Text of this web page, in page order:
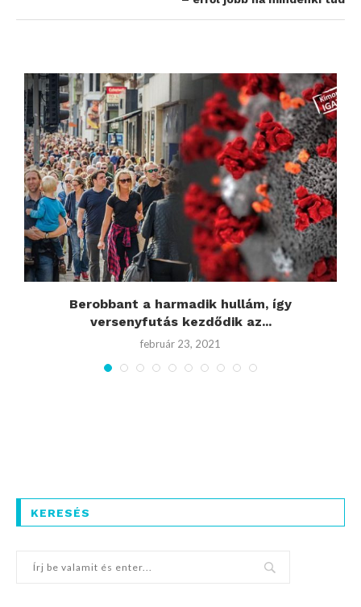
Berobbant a harmadik hullám, így
versenyfutás kezdődik az...
február 23, 2021
KERESÉS